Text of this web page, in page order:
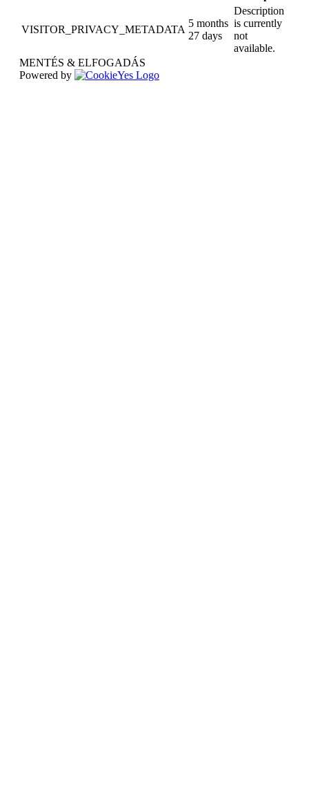
VISITOR_PRIVACY_METADATA
5 months
27 days
Description
is currently
not
available.
MENTÉS & ELFOGADÁS
Powered by